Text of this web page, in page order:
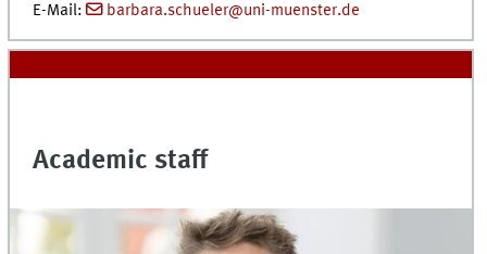
E-Mail:
barbara.schueler@uni-muenster.de
Academic staff